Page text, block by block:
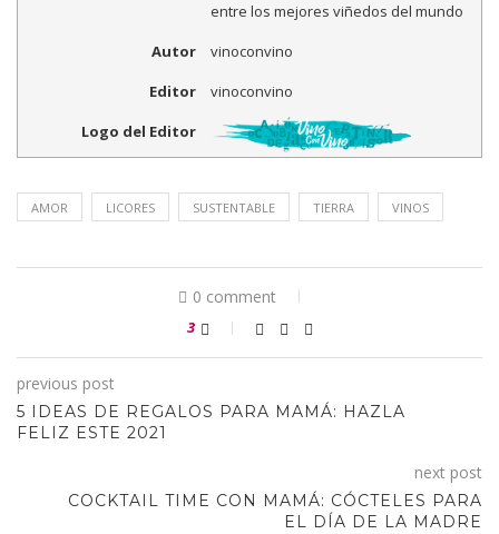
entre los mejores viñedos del mundo
Autor
vinoconvino
Editor
vinoconvino
Logo del Editor
AMOR LICORES SUSTENTABLE TIERRA VINOS
0 comment
3
previous post
5 IDEAS DE REGALOS PARA MAMÁ: HAZLA
FELIZ ESTE 2021
next post
COCKTAIL TIME CON MAMÁ: CÓCTELES PARA
EL DÍA DE LA MADRE